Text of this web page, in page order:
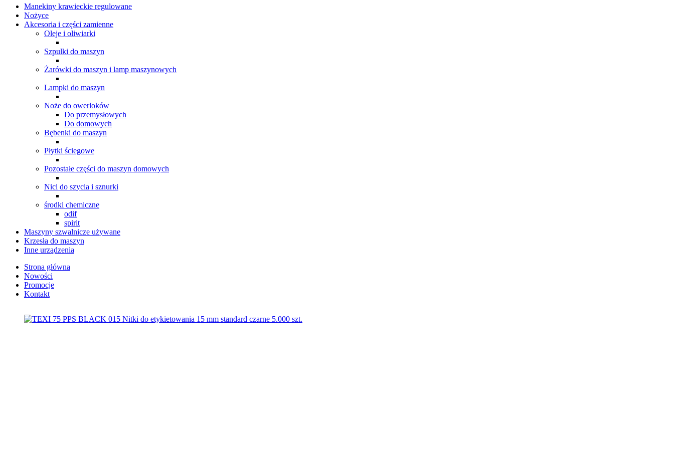
Manekiny krawieckie regulowane
Nożyce
Akcesoria i części zamienne
Oleje i oliwiarki
Szpulki do maszyn
Żarówki do maszyn i lamp maszynowych
Lampki do maszyn
Noże do owerloków
Do przemysłowych
Do domowych
Bębenki do maszyn
Płytki ściegowe
Pozostałe części do maszyn domowych
Nici do szycia i sznurki
środki chemiczne
odif
spirit
Maszyny szwalnicze używane
Krzesła do maszyn
Inne urządzenia
Strona główna
Nowości
Promocje
Kontakt